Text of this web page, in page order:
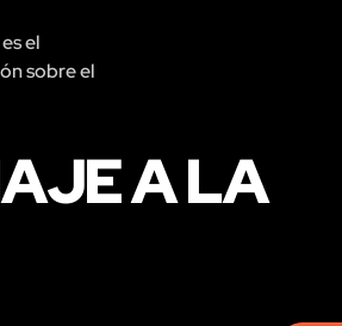
el
sobre el
A LA